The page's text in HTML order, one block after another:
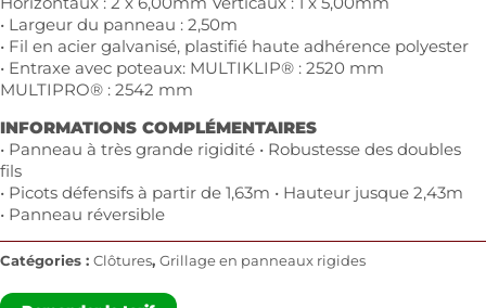
• Largeur du panneau : 2,50m
• Fil en acier galvanisé, plastifié haute adhérence polyester
• Entraxe avec poteaux: MULTIKLIP® : 2520 mm
MULTIPRO® : 2542 mm
INFORMATIONS COMPLÉMENTAIRES
• Panneau à très grande rigidité • Robustesse des doubles
fils
• Picots défensifs à partir de 1,63m • Hauteur jusque 2,43m
• Panneau réversible
Catégories : Clôtures, Grillage en panneaux rigides